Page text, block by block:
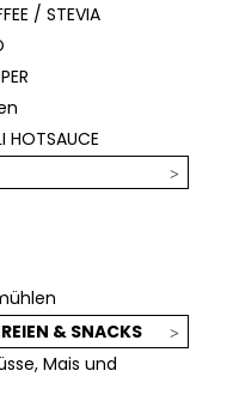
/ STEVIA
HOTSAUCE
& SNACKS
Mais und